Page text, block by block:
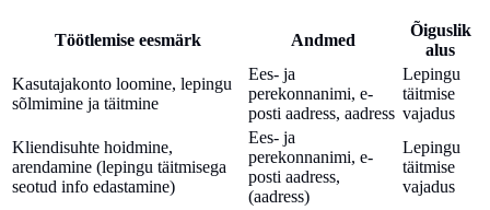
Töötlemise eesmärk Andmed
Õiguslik
alus
Kasutajakonto loomine, lepingu
sõlmimine ja täitmine
Ees- ja
perekonnanimi, e-
posti aadress, aadress
Lepingu
täitmise
vajadus
Kliendisuhte hoidmine,
arendamine (lepingu täitmisega
seotud info edastamine)
Ees- ja
perekonnanimi, e-
posti aadress,
(aadress)
Lepingu
täitmise
vajadus